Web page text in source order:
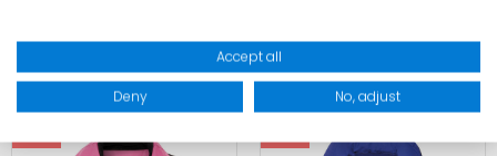
Inkl. MwSt.,zzgl.
Inkl. MwSt.,zzgl.
Accept all
Deny No, adjust